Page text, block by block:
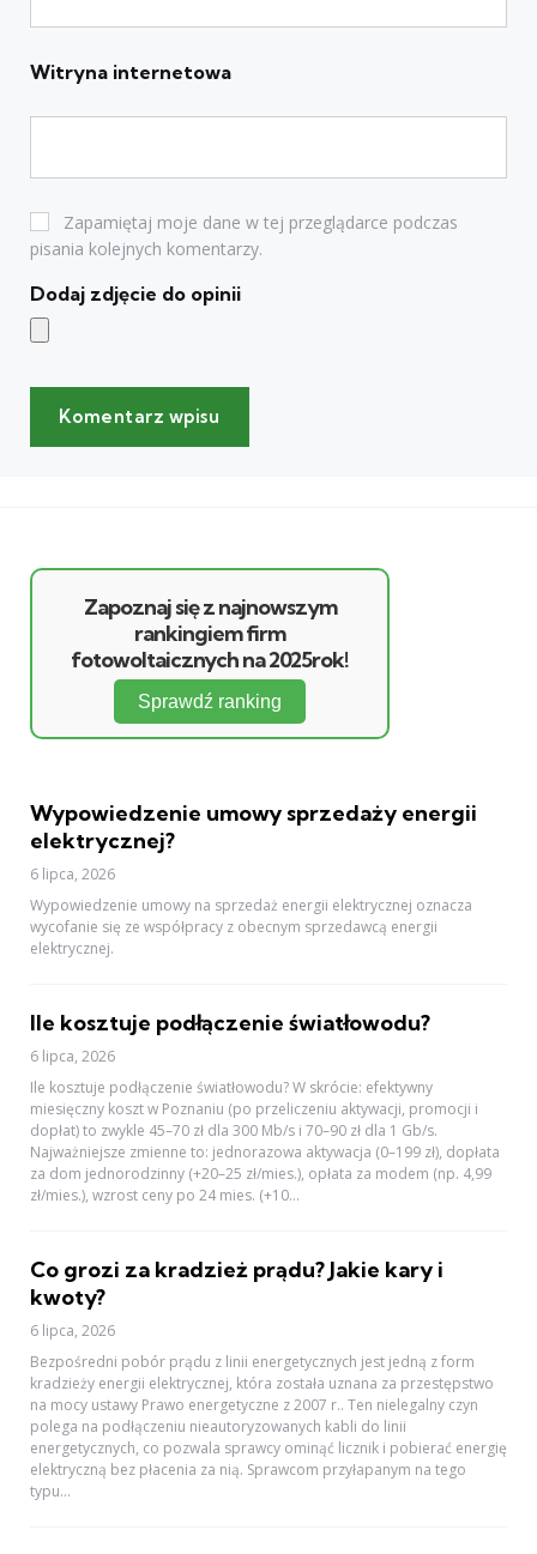
Witryna internetowa
Zapamiętaj moje dane w tej przeglądarce podczas
pisania kolejnych komentarzy.
Dodaj zdjęcie do opinii
Zapoznaj się z najnowszym
rankingiem firm
fotowoltaicznych na 2025rok!
Sprawdź ranking
Wypowiedzenie umowy sprzedaży energii
elektrycznej?
6 lipca, 2026
Wypowiedzenie umowy na sprzedaż energii elektrycznej oznacza
wycofanie się ze współpracy z obecnym sprzedawcą energii
elektrycznej.
Ile kosztuje podłączenie światłowodu?
6 lipca, 2026
Ile kosztuje podłączenie światłowodu? W skrócie: efektywny
miesięczny koszt w Poznaniu (po przeliczeniu aktywacji, promocji i
dopłat) to zwykle 45–70 zł dla 300 Mb/s i 70–90 zł dla 1 Gb/s.
Najważniejsze zmienne to: jednorazowa aktywacja (0–199 zł), dopłata
za dom jednorodzinny (+20–25 zł/mies.), opłata za modem (np. 4,99
zł/mies.), wzrost ceny po 24 mies. (+10...
Co grozi za kradzież prądu? Jakie kary i
kwoty?
6 lipca, 2026
Bezpośredni pobór prądu z linii energetycznych jest jedną z form
kradzieży energii elektrycznej, która została uznana za przestępstwo
na mocy ustawy Prawo energetyczne z 2007 r.. Ten nielegalny czyn
polega na podłączeniu nieautoryzowanych kabli do linii
energetycznych, co pozwala sprawcy ominąć licznik i pobierać energię
elektryczną bez płacenia za nią. Sprawcom przyłapanym na tego
typu...